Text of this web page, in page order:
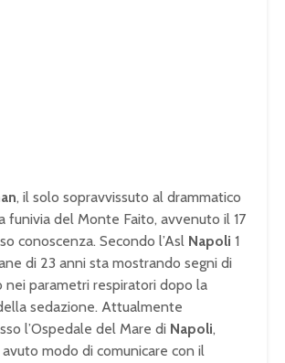
, il solo sopravvissuto al drammatico
funivia del Monte Faito, avvenuto il 17
conoscenza. Secondo l’Asl Napoli 1
di 23 anni sta mostrando segni di
nei parametri respiratori dopo la
sedazione. Attualmente
l’Ospedale del Mare di Napoli,
avuto modo di comunicare con il